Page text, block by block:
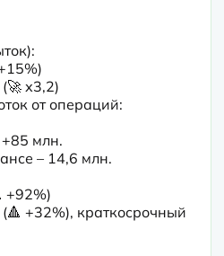
х3,2)
от операций:
млн.
– 14,6 млн.
+92%)
+32%), краткосрочный